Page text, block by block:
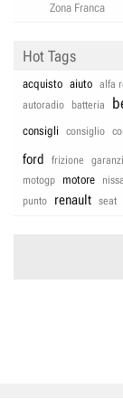
Zona Franca
Hot Tags
acquisto aiuto alfa
autoradio
batteria
consigli consiglio
ford frizione
motogp
motore
punto
renault seat